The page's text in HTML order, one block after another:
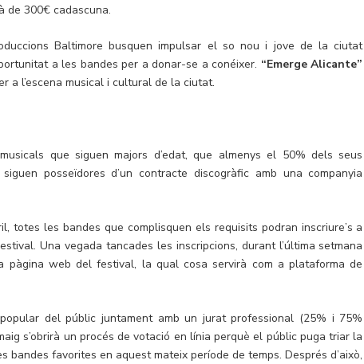
de 300€ cadascuna.
Baltimore busquen impulsar el so nou i jove de la ciutat
a les bandes per a donar-se a conéixer. “Emerge Alicante”
a l’escena musical i cultural de la ciutat.
que siguen majors d’edat, que almenys el 50% dels seus
posseïdores d’un contracte discogràfic amb una companyia
totes les bandes que complisquen els requisits podran inscriure’s a
Una vegada tancades les inscripcions, durant l’última setmana
pàgina web del festival, la qual cosa servirà com a plataforma de
del públic juntament amb un jurat professional (25% i 75%
s’obrirà un procés de votació en línia perquè el públic puga triar la
favorites en aquest mateix període de temps. Després d’això,